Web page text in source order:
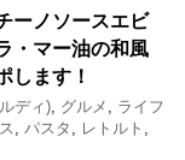
ーノソースエビ
・マー油の和風
します！
ディ) グルメ
ライフ
パスタ レトルト